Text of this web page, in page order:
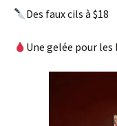
Des faux cils à $18
Une gelée pour les